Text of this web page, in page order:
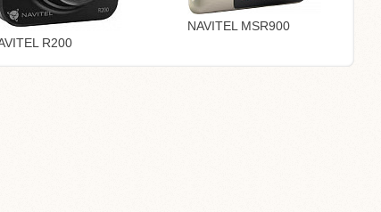
R200
NAVITEL MSR900